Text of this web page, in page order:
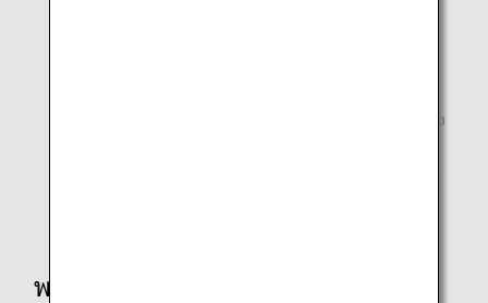
เครื่องดื่มที่มีแอลกอฮอล์จะให้บริการสำหรับลูกค้าที่มีอายุถึง
พร้อมจองเที่ยวบินแล้วหรือยัง